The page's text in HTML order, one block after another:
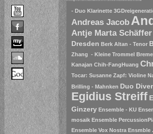
- Duo Klarinette
Andreas Jacob
Antje Marta Schäffer
Dresden Berk Altan - Tenor
Zhang - Kleine Trommel
Kanajan Chih-FangHuang
Tocar: Susanne Zapf: Violine
Brilling - Mahnken Duo
Egidius Streiff
Ginzery Ensemble - KU
mosaik Ensemble
Ensemble Vox Nostra Ensmble